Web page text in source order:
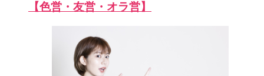
【色営・友営・オラ営】